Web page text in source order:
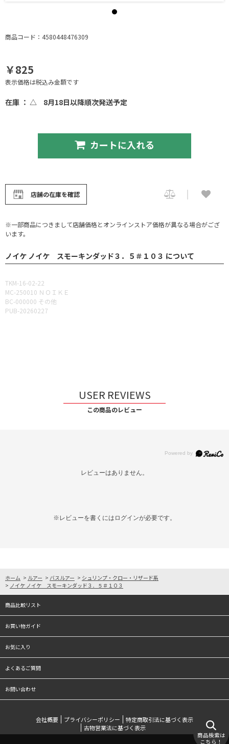
商品コード：4580448476309
￥825
表示価格は税込み金額です
在庫 ： △ 8月18日以降順次発送予定
カートに入れる
店舗の在庫を確認
※一部商品につきまして店舗価格とオンラインストア価格が異なる場合がござ
います。
ノイケ ノイケ スモーキンダッド３．５＃１０３ について
TKM-16-02-22
MC-250010 ＮＯＩＫＥ
BC-000000 その他
PUB-20260227
USER REVIEWS
この商品のレビュー
レビューはありません。
※レビューを書くには ログインが必要です。
ホーム > ルアー > バスルアー > シュリンプ・クロー・リザード系
> ノイケ ノイケ スモーキンダッド３．５＃１０３
商品比較リスト
お買い物ガイド
お気に入り
よくあるご質問
お問い合わせ
会社概要 プライバシーポリシー
特定商取引法に基づく表示
古物営業法に基づく表示
商品検索は
こちら！